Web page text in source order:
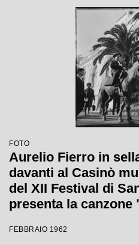
FOTO
Aurelio Fierro in
davanti al Casinò
del XII Festival di
presenta la canzone
FEBBRAIO 1962